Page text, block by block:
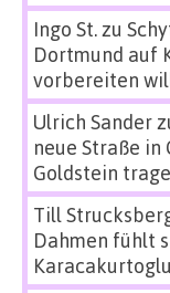
Ingo St.zu
Dortmund auf
vorbereiten
Ulrich Sander
neue Straße in
Goldstein
Till
Dahmen fühlt